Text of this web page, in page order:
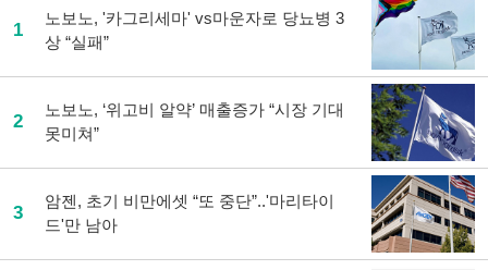
사
공
1
노보노, '카그리세마' vs마운자로 당뇨병 3
상 “실패”
2
노보노, ‘위고비 알약’ 매출증가 “시장 기대
못미쳐”
3
암젠, 초기 비만에셋 “또 중단”..'마리타이
드'만 남아